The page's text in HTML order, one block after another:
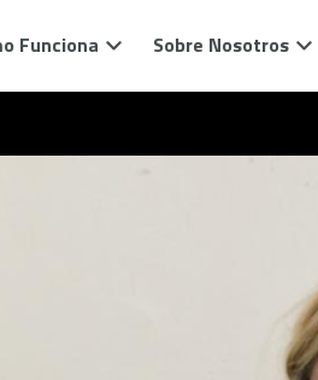
Funciona Sobre Nosotros